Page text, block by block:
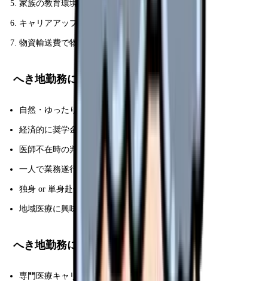
家族の教育環境課題
キャリアアップ機会減
物資輸送費で物価高
へき地勤務に向くタイプ
自然・ゆったりライフ好き
経済的に奨学金返済を早めたい
医師不在時の判断力自信あり
一人で業務遂行できる
独身 or 単身赴任可
地域医療に興味
へき地勤務に向かないタイプ
専門医療キャリア志向